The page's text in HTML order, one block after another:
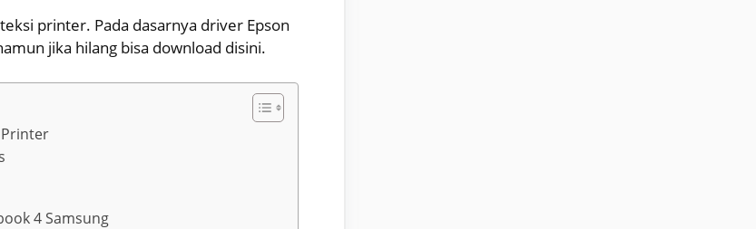
printer. Pada dasarnya driver Epson
jika hilang bisa download disini.
4 Samsung